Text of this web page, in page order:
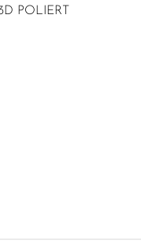
POLIERT